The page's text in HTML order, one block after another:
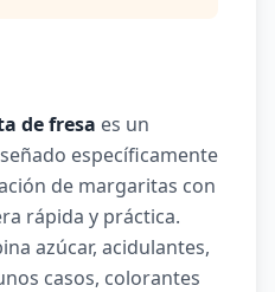
de fresa es un
específicamente
de margaritas con
rápida y práctica.
azúcar, acidulantes,
casos, colorantes